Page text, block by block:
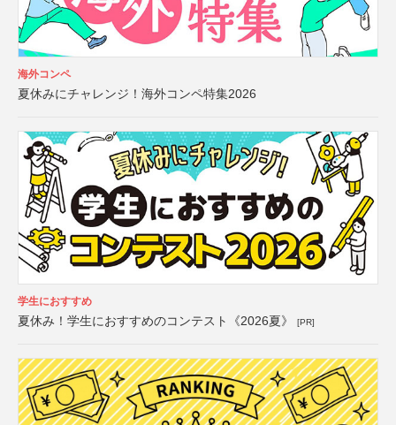
海外コンペ
夏休みにチャレンジ！海外コンペ特集2026
学生におすすめ
夏休み！学生におすすめのコンテスト《2026夏》 [PR]